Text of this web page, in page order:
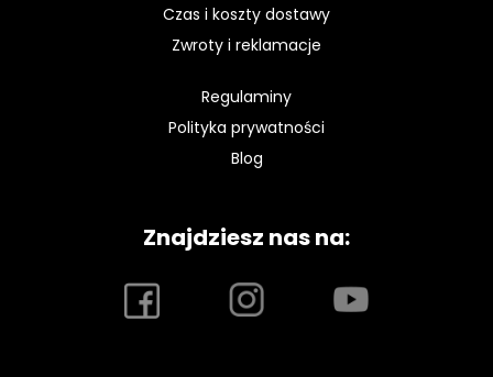
Czas i koszty dostawy
Zwroty i reklamacje
Regulaminy
Polityka prywatności
Blog
Znajdziesz nas na: